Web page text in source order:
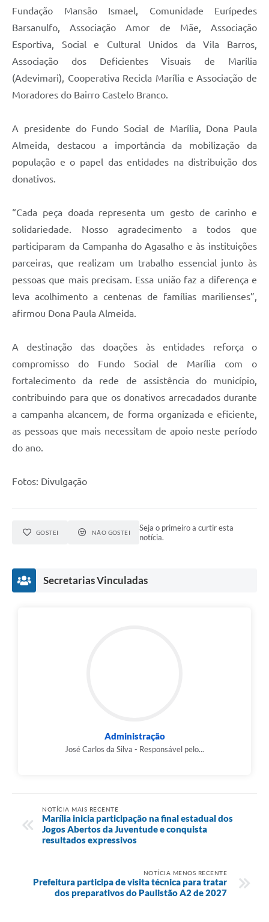
Fundação Mansão Ismael, Comunidade Eurípedes
Barsanulfo, Associação Amor de Mãe, Associação
Esportiva, Social e Cultural Unidos da Vila Barros,
Associação dos Deficientes Visuais de Marília
(Adevimari), Cooperativa Recicla Marília e Associação de
Moradores do Bairro Castelo Branco.
A presidente do Fundo Social de Marília, Dona Paula
Almeida, destacou a importância da mobilização da
população e o papel das entidades na distribuição dos
donativos.
“Cada peça doada representa um gesto de carinho e
solidariedade. Nosso agradecimento a todos que
participaram da Campanha do Agasalho e às instituições
parceiras, que realizam um trabalho essencial junto às
pessoas que mais precisam. Essa união faz a diferença e
leva acolhimento a centenas de famílias marilienses”,
afirmou Dona Paula Almeida.
A destinação das doações às entidades reforça o
compromisso do Fundo Social de Marília com o
fortalecimento da rede de assistência do município,
contribuindo para que os donativos arrecadados durante
a campanha alcancem, de forma organizada e eficiente,
as pessoas que mais necessitam de apoio neste período
do ano.
Fotos: Divulgação
GOSTEI NÃO GOSTEI
Seja o primeiro a curtir esta
notícia.
Secretarias Vinculadas
Administração
José Carlos da Silva - Responsável pelo...
NOTÍCIA MAIS RECENTE
Marília inicia participação na final estadual dos
Jogos Abertos da Juventude e conquista
resultados expressivos
NOTÍCIA MENOS RECENTE
Prefeitura participa de visita técnica para tratar
dos preparativos do Paulistão A2 de 2027